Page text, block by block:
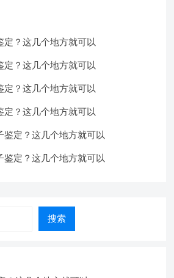
定？这几个地方就可以
定？这几个地方就可以
定？这几个地方就可以
定？这几个地方就可以
鉴定？这几个地方就可以
鉴定？这几个地方就可以
搜索